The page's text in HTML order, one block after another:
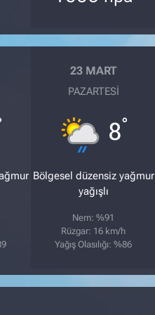
23 MART
PAZARTESI
8°
Bölgesel düzensiz yağmur
yağışlı
Nem: %91
Rüzgar: 16 km/h
Yağış Olasılığı: %86